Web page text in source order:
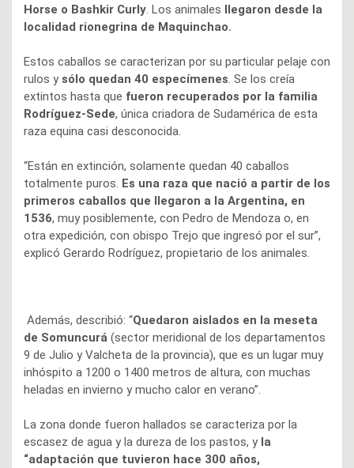
Horse o Bashkir Curly. Los animales llegaron desde la
localidad rionegrina de Maquinchao.
Estos caballos se caracterizan por su particular pelaje con
rulos ysólo quedan 40 especímenes. Se los creía
extintos hasta que fueron recuperados por la familia
Rodríguez-Sede, única criadora de Sudamérica de esta
raza equina casi desconocida.
“Están en extinción, solamente quedan 40 caballos
totalmente puros. Es una raza que nació a partir de los
primeros caballos que llegaron a la Argentina, en
1536, muy posiblemente, con Pedro de Mendoza o, en
otra expedición, con obispo Trejo que ingresó por el sur”,
explicó Gerardo Rodríguez, propietario de los animales.
Además, describió: “Quedaron aislados en la meseta
de Somuncurá (sector meridional de los departamentos
9 de Julio y Valcheta de la provincia), que es un lugar muy
inhóspito a 1200 o 1400 metros de altura, con muchas
heladas en invierno y mucho calor en verano”.
La zona donde fueron hallados se caracteriza por la
escasez de agua y la dureza de los pastos, y la
“adaptación que tuvieron hace 300 años,